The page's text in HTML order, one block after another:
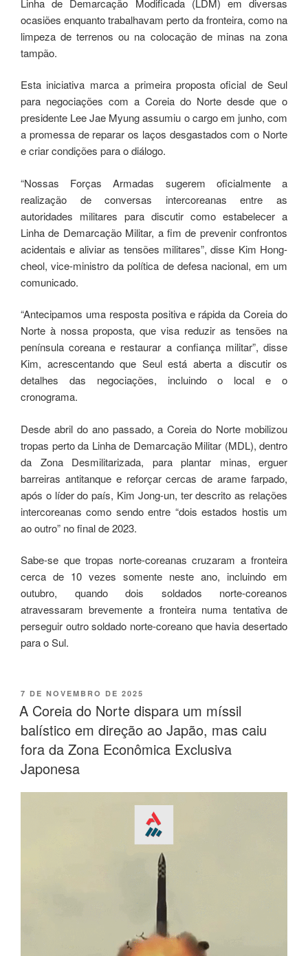
ocasiões enquanto trabalhavam perto da fronteira, como na
limpeza de terrenos ou na colocação de minas na zona
tampão.
Esta iniciativa marca a primeira proposta oficial de Seul
para negociações com a Coreia do Norte desde que o
presidente Lee Jae Myung assumiu o cargo em junho, com
a promessa de reparar os laços desgastados com o Norte
e criar condições para o diálogo.
“Nossas Forças Armadas sugerem oficialmente a
realização de conversas intercoreanas entre as
autoridades militares para discutir como estabelecer a
Linha de Demarcação Militar, a fim de prevenir confrontos
acidentais e aliviar as tensões militares”, disse Kim Hong-
cheol, vice-ministro da política de defesa nacional, em um
comunicado.
“Antecipamos uma resposta positiva e rápida da Coreia do
Norte à nossa proposta, que visa reduzir as tensões na
península coreana e restaurar a confiança militar”, disse
Kim, acrescentando que Seul está aberta a discutir os
detalhes das negociações, incluindo o local e o
cronograma.
Desde abril do ano passado, a Coreia do Norte mobilizou
tropas perto da Linha de Demarcação Militar (MDL), dentro
da Zona Desmilitarizada, para plantar minas, erguer
barreiras antitanque e reforçar cercas de arame farpado,
após o líder do país, Kim Jong-un, ter descrito as relações
intercoreanas como sendo entre “dois estados hostis um
ao outro” no final de 2023.
Sabe-se que tropas norte-coreanas cruzaram a fronteira
cerca de 10 vezes somente neste ano, incluindo em
outubro, quando dois soldados norte-coreanos
atravessaram brevemente a fronteira numa tentativa de
perseguir outro soldado norte-coreano que havia desertado
para o Sul.
7 DE NOVEMBRO DE 2025
A Coreia do Norte dispara um míssil
balístico em direção ao Japão, mas caiu
fora da Zona Econômica Exclusiva
Japonesa